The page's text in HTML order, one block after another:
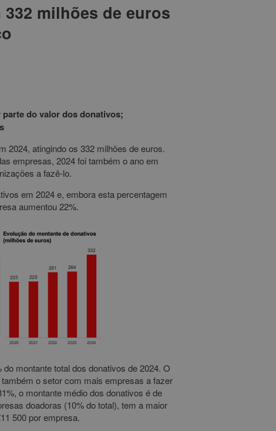
milhões de euros
do valor dos donativos;
2024, atingindo os 332 milhões de euros.
empresas, 2024 foi também o ano em
a fazê-lo.
em 2024 e, embora esta percentagem
aumentou 22%.
montante total dos donativos de 2024. O
o setor com mais empresas a fazer
o montante médio dos donativos é de
doadoras (10% do total), tem a maior
500 por empresa.